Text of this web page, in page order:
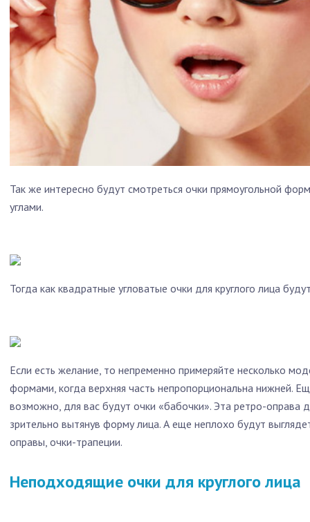
Так же интересно будут смотреться очки прямоугольной
углами.
Тогда как квадратные угловатые очки для круглого лица
Если есть желание, то непременно примеряйте несколько
формами, когда верхняя часть непропорциональна нижней.
возможно, для вас будут очки «бабочки». Эта ретро-оправа
зрительно вытянув форму лица. А еще неплохо будут
оправы, очки-трапеции.
Неподходящие очки для круглого лица